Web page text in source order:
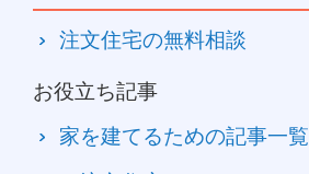
注文住宅の無料相談
お役立ち記事
家を建てるための記事一覧